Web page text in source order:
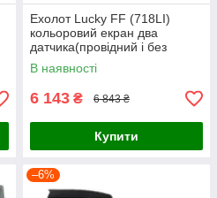
Ехолот Lucky FF (718LI)
кольоровий екран два
датчика(провідний і без
провідний)
В наявності
6 143 ₴ 6 843 ₴
Купити
–6%